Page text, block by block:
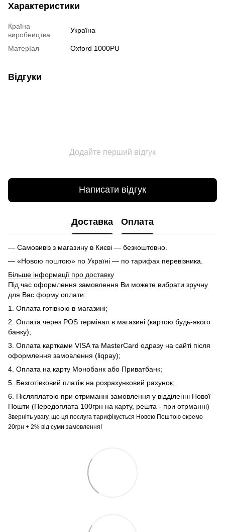
Характеристики
Країна
виробництва
Україна
МатерІал Oxford 1000PU
Відгуки
Додайте перший відгук
Написати відгук
Доставка Оплата
— Самовивіз з магазину в Києві — безкоштовно.
— «Новою поштою» по Україні — по тарифах перевізника.
Більше інформації про доставку
Під час оформлення замовлення Ви можете вибрати зручну
для Вас форму оплати:
1. Оплата готівкою в магазині;
2. Оплата через POS термінал в магазині (картою будь-якого
банку);
3. Оплата картками VISA та MasterCard одразу на сайті після
оформлення замовлення (liqpay);
4. Оплата на карту Монобанк або Приватбанк;
5. Безготівковий платіж на розрахунковий рахунок;
6. Післяплатою при отриманні замовлення у відділенні Нової
Пошти (Передоплата 100грн на карту, решта - при отрманні)
Зверніть увагу, що ця послуга тарифікується Новою Поштою окремо
20грн + 2% від суми замовлення!